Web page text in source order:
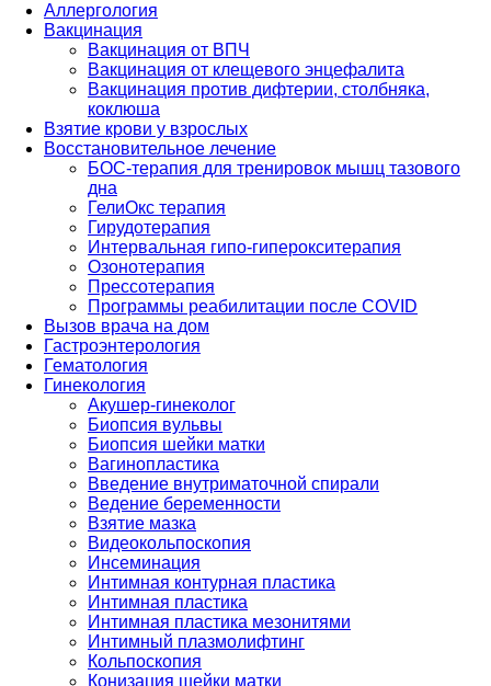
Аллергология
Вакцинация
Вакцинация от ВПЧ
Вакцинация от клещевого энцефалита
Вакцинация против дифтерии, столбняка,
коклюша
Взятие крови у взрослых
Восстановительное лечение
БОС-терапия для тренировок мышц тазового
дна
ГелиОкс терапия
Гирудотерапия
Интервальная гипо-гиперокситерапия
Озонотерапия
Прессотерапия
Программы реабилитации после СOVID
Вызов врача на дом
Гастроэнтерология
Гематология
Гинекология
Акушер-гинеколог
Биопсия вульвы
Биопсия шейки матки
Вагинопластика
Введение внутриматочной спирали
Ведение беременности
Взятие мазка
Видеокольпоскопия
Инсеминация
Интимная контурная пластика
Интимная пластика
Интимная пластика мезонитями
Интимный плазмолифтинг
Кольпоскопия
Конизация шейки матки